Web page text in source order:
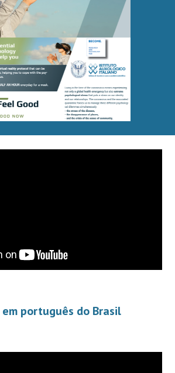
em português do Brasil